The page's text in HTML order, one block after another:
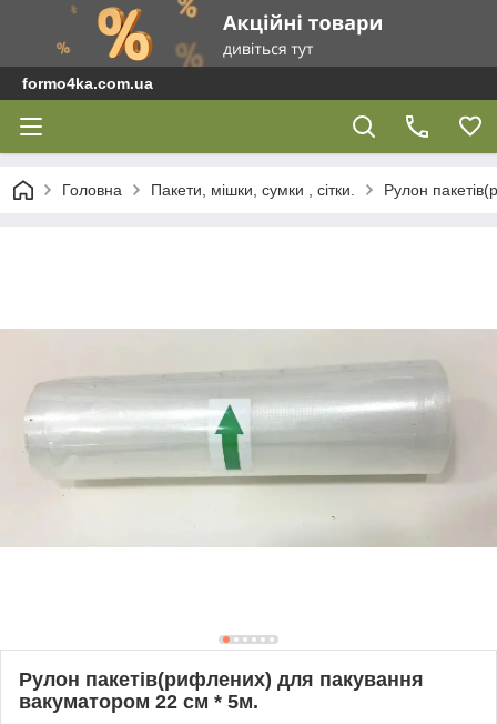
formo4ka.com.ua
Головна Пакети, мішки, сумки , сітки. Рулон
Рулон пакетів(рифлених) для пакування
вакуматором 22 см * 5м.